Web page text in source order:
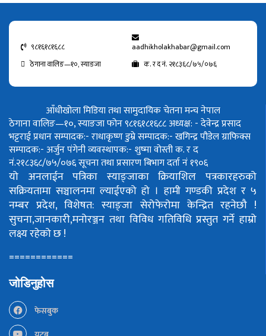
९८१६१८१६८८
aadhikholakhabar@gmail.com
ठेगाना वालिङ—१०, स्याङजा
क. र द नं. २१८३६८/७५/०७६
आँधीखोला मिडिया तथा सामुदायिक चेतना मन्च नेपाल
ठेगाना वालिङ—१०, स्याङजा फोन ९८१६१८१६८८अध्यक्ष: - देवेन्द्र प्रसाद
भट्टराईप्रधान सम्पादक:- राधाकृष्ण डुम्रेसम्पादक:- खगिन्द्र पौडेलग्राफिक्स
सम्पादक:- अर्जुन पंगेनीव्यवस्थापक:- शुष्मा वोस्तीक. र द
नं.२१८३६८/७५/०७६सूचना तथा प्रसारण बिभाग दर्ता नं १९०६
यो अनलाईन पत्रिका स्याङ्जाका क्रियाशिल पत्रकारहरुको
सक्रियतामा सञ्चालनमा ल्याईएको हो । हामी गण्डकी प्रदेश र ५
नम्बर प्रदेश, विशेषत: स्याङ्जा सेरोफेरोमा केन्द्रित रहनेछौ !
सुचना,जानकारी,मनोरञ्जन तथा विविध गतिविधि प्रस्तुत गर्ने हाम्रो
लक्ष्य रहेको छ !
============
जोडिनुहोस
फेसबुक